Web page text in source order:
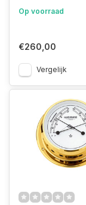
Op voorraad
€260,00
Vergelijk